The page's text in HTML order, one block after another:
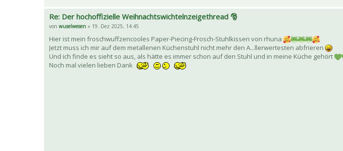
Re: Der hochoffizielle Weihnachtswichtelnzeigethread 🎅
von wuselwesen » 19. Dez 2025, 14:45
Hier ist mein froschwuffzencooles Paper-Piecing-Frosch-Stuhlkissen von rhuna
Jetzt muss ich mir auf dem metallenen Küchenstuhl nicht mehr den A...llerwertesten abfrieren
Und ich finde es sieht so aus, als hätte es immer schon auf den Stuhl und in meine Küche gehört
Noch mal vielen lieben Dank